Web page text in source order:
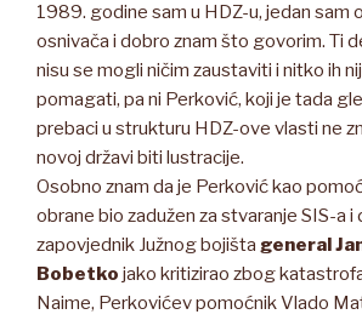
1989. godine sam u HDZ-u, jedan sam
osnivača i dobro znam što govorim. Ti
nisu se mogli ničim zaustaviti i nitko ih
pomagati, pa ni Perković, koji je tada
prebaci u strukturu HDZ-ove vlasti ne
novoj državi biti lustracije.
Osobno znam da je Perković kao
obrane bio zadužen za stvaranje SIS-a i
zapovjednik Južnog bojišta general
Bobetko jako kritizirao zbog
Naime, Perkovićev pomoćnik Vlado